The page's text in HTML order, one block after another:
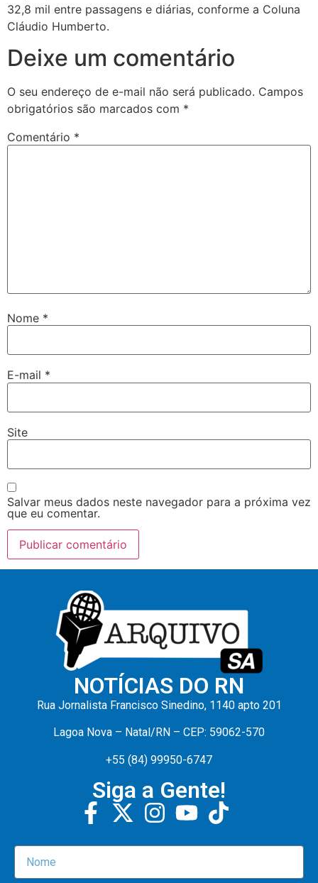
32,8 mil entre passagens e diárias, conforme a Coluna
Cláudio Humberto.
Deixe um comentário
O seu endereço de e-mail não será publicado. Campos
obrigatórios são marcados com *
Comentário *
Nome *
E-mail *
Site
Salvar meus dados neste navegador para a próxima vez
que eu comentar.
NOTÍCIAS DO RN
Rua Jornalista Francisco Sinedino, 1140 apto 201
Lagoa Nova – Natal/RN – CEP: 59062-570
+55 (84) 99950-6747
Siga a Gente!